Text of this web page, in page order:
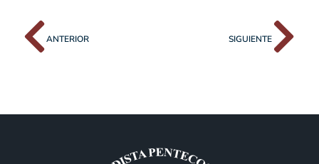
ANTERIOR SIGUIENTE